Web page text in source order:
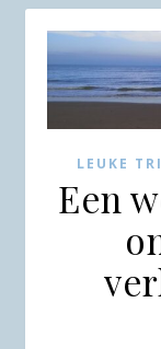
LEUKE
Een